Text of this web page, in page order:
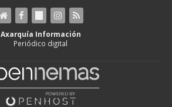
Axarquía Información
Periódico digital